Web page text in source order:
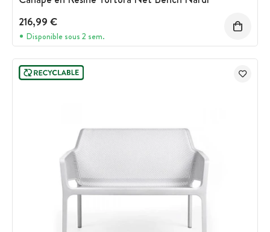
216,99 €
Disponible sous 2 sem.